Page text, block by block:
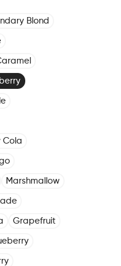
Blond
Cola
Marshmallow
Grapefruit